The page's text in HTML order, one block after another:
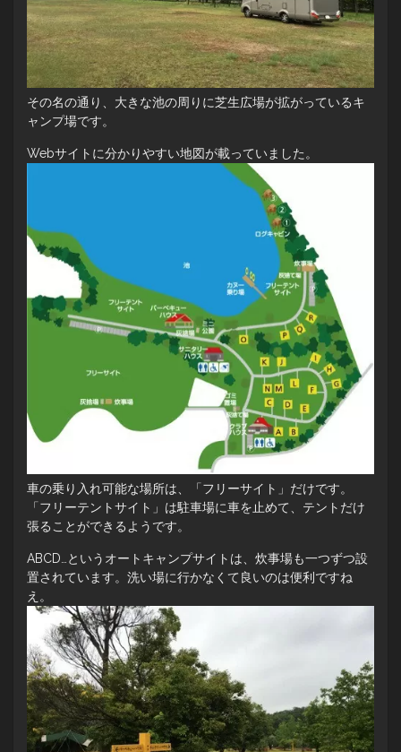
その名の通り、大きな池の周りに芝生広場が拡がっているキ
ャンプ場です。
Webサイトに分かりやすい地図が載っていました。
車の乗り入れ可能な場所は、「フリーサイト」だけです。
「フリーテントサイト」は駐車場に車を止めて、テントだけ
張ることができるようです。
ABCD…というオートキャンプサイトは、炊事場も一つずつ設
置されています。洗い場に行かなくて良いのは便利ですね
え。